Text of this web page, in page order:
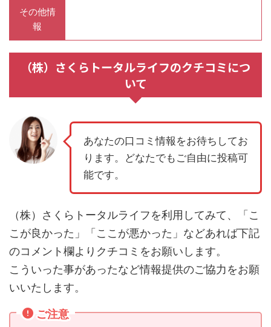
その他情
報
（株）さくらトータルライフのクチコミにつ
いて
あなたの口コミ情報をお待ちしてお
ります。どなたでもご自由に投稿可
能です。
（株）さくらトータルライフを利用してみて、「こ
こが良かった」「ここが悪かった」などあれば下記
のコメント欄よりクチコミをお願いします。
こういった事があったなど情報提供のご協力をお願
いいたします。
ご注意